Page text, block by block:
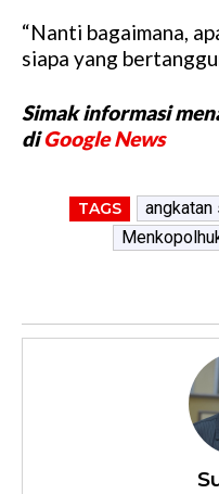
“Nanti bagaimana,
siapa yang
Simak informasi
diGoogle News
TAGS angkatan